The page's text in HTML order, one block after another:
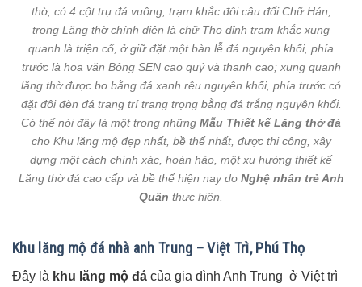
thờ, có 4 cột trụ đá vuông, trạm khắc đôi câu đối Chữ Hán;
trong Lăng thờ chính diện là chữ Thọ đỉnh trạm khắc xung
quanh là triện cổ, ở giữ đặt một bàn lễ đá nguyên khối, phía
trước là hoa văn Bông SEN cao quý và thanh cao; xung quanh
lăng thờ được bo bằng đá xanh rêu nguyên khối, phía trước có
đặt đôi đèn đá trang trí trang trọng bằng đá trắng nguyên khối.
Có thể nói đây là một trong những Mẫu Thiết kế Lăng thờ đá
cho Khu lăng mộ đẹp nhất, bề thế nhất, được thi công, xây
dựng một cách chính xác, hoàn hảo, một xu hướng thiết kế
Lăng thờ đá cao cấp và bề thế hiện nay do Nghệ nhân trẻ Anh
Quân thực hiện.
Khu lăng mộ đá nhà anh Trung – Việt Trì, Phú Thọ
Đây là khu lăng mộ đá của gia đình Anh Trung ở Việt trì